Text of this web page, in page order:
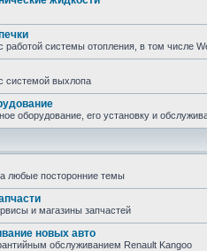
работой системы отопления, в том числе
системой выхлопа
оборудование, его установку и
любые посторонние темы
и магазины запчастей
новых авто
обслуживанием Renault Kangoo